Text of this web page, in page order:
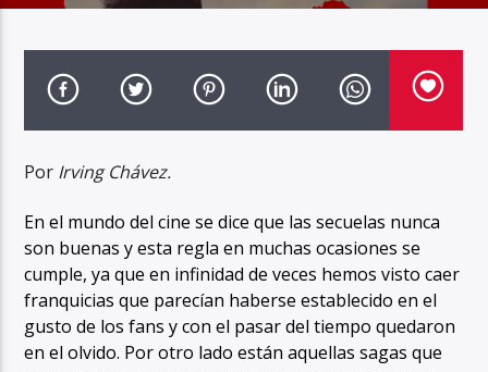
Por Irving Chávez.
En el mundo del cine se dice que las secuelas nunca
son buenas y esta regla en muchas ocasiones se
cumple, ya que en infinidad de veces hemos visto caer
franquicias que parecían haberse establecido en el
gusto de los fans y con el pasar del tiempo quedaron
en el olvido. Por otro lado están aquellas sagas que